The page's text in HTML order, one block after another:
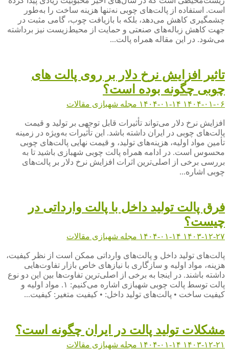
است. استفاده از پالت‌های چوبی نه‌تنها هزینه ساخت را به‌طور
چشمگیری کاهش می‌دهد، بلکه با بازیافت چوب، گامی مثبت در
جهت کاهش زباله‌های صنعتی و حمایت از محیط‌زیست نیز برداشته
می‌شود. در این مقاله همراه پالت...
تاثیر افزایش نرخ دلار بر روی پالت های
چوبی چگونه بوده است؟
۱۴۰۴-۰۱-۰۶ ۱۴۰۴-۰۱-۱۴ مجله شهبازی مقالات
افزایش نرخ دلار می‌تواند تأثیرات قابل توجهی بر تولید و قیمت
پالت‌های چوبی در ایران داشته باشد. این تأثیرات به‌ویژه در زمینه
تأمین مواد اولیه، هزینه‌های تولید، و قیمت نهایی پالت‌های چوبی
محسوس است. در ادامه همراه پالت چوبی شهبازی باشید تا به
بررسی برخی از اصلی‌ترین اثرات افزایش نرخ دلار بر پالت‌های
چوبی اشاره...
فرق پالت تولید داخل با پالت وارداتی در
چیست؟
۱۴۰۳-۱۲-۲۷ ۱۴۰۴-۰۱-۱۴ مجله شهبازی مقالات
پالت‌های تولید داخل و پالت‌های وارداتی ممکن است از نظر کیفیت،
هزینه، مواد اولیه و سازگاری با نیازهای خاص بازار تفاوت‌هایی
داشته باشند. در اینجا به برخی از اصلی‌ترین تفاوت‌ها بین این دو نوع
پالت توسط پالت چوبی شهبازی اشاره می‌کنیم: ۱. مواد اولیه و
کیفیت ساخت • پالت‌های تولید داخل: • کیفیت متغیر: کیفیت...
مشکلات تولید پالت در ایران چگونه است؟
۱۴۰۳-۱۲-۲۱ ۱۴۰۴-۰۱-۱۴ مجله شهبازی مقالات